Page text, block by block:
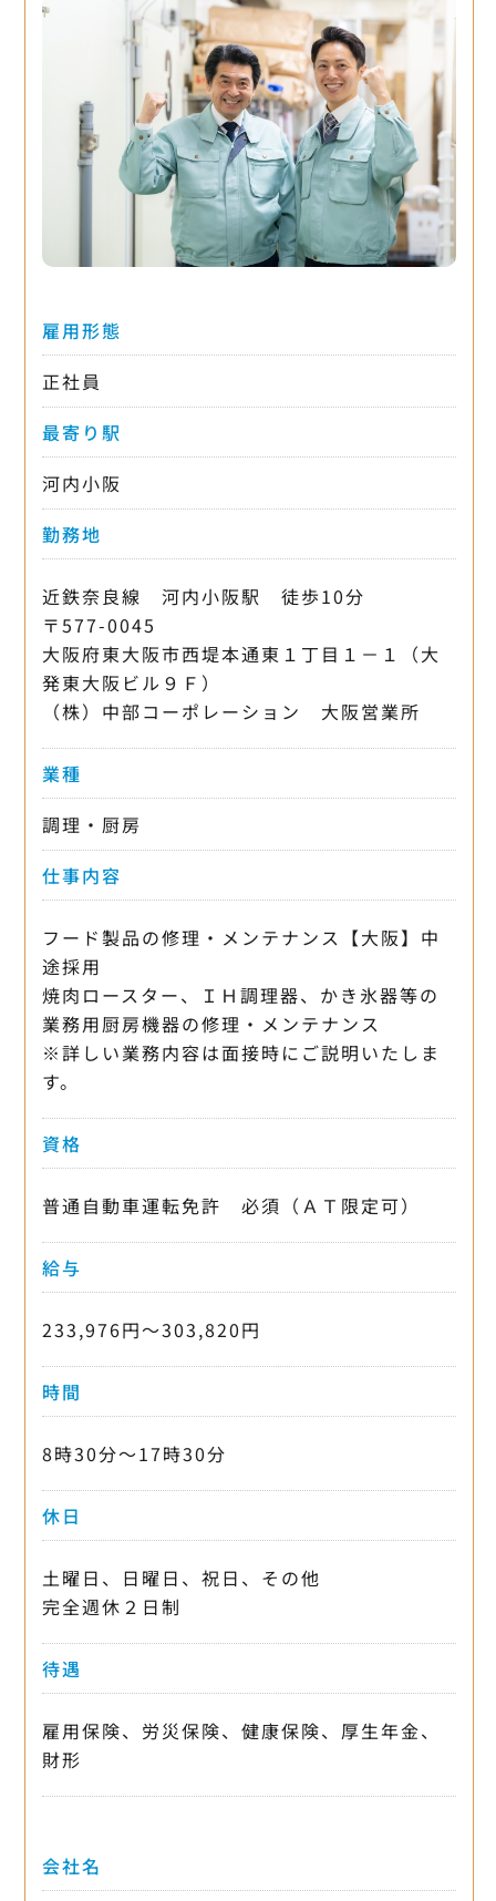
雇用形態
正社員
最寄り駅
河内小阪
勤務地
近鉄奈良線 河内小阪駅 徒歩10分
〒577-0045
大阪府東大阪市西堤本通東１丁目１－１（大
発東大阪ビル９Ｆ）
（株）中部コーポレーション 大阪営業所
業種
調理・厨房
仕事内容
フード製品の修理・メンテナンス【大阪】中
途採用
焼肉ロースター、ＩＨ調理器、かき氷器等の
業務用厨房機器の修理・メンテナンス
※詳しい業務内容は面接時にご説明いたしま
す。
資格
普通自動車運転免許 必須（ＡＴ限定可）
給与
233,976円〜303,820円
時間
8時30分〜17時30分
休日
土曜日、日曜日、祝日、その他
完全週休２日制
待遇
雇用保険、労災保険、健康保険、厚生年金、
財形
会社名